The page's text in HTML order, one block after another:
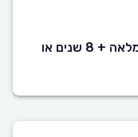
6 שנים או 150 אלף ק"מ אחריות מלאה + 8 שנים או